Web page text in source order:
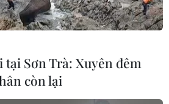
Sơn Trà: Xuyên đêm
còn lại